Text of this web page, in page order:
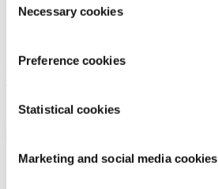
Necessary cookies
Preference cookies
Statistical cookies
Marketing and social media cookies
Bereikbaarheid Horecava
TICKETS HORECAVA
Over Horecava